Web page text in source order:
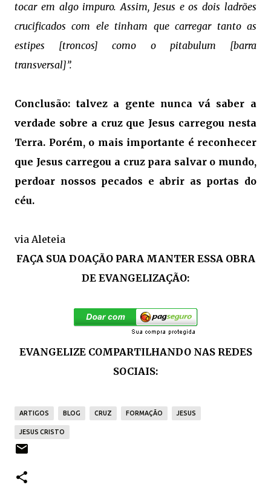
tocar em algo impuro. Assim, Jesus e os dois ladrões
crucificados com ele tinham que carregar tanto as
estipes [troncos] como o pitabulum [barra
transversal]”.
Conclusão: talvez a gente nunca vá saber a
verdade sobre a cruz que Jesus carregou nesta
Terra. Porém, o mais importante é reconhecer
que Jesus carregou a cruz para salvar o mundo,
perdoar nossos pecados e abrir as portas do
céu.
via Aleteia
FAÇA SUA DOAÇÃO PARA MANTER ESSA OBRA
DE EVANGELIZAÇÃO:
EVANGELIZE COMPARTILHANDO NAS REDES
SOCIAIS:
ARTIGOS BLOG CRUZ FORMAÇÃO JESUS
JESUS CRISTO